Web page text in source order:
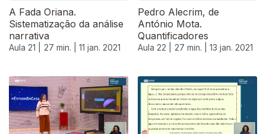
A Fada Oriana.
Sistematização da análise
narrativa
Aula 21 | 27 min. | 11 jan. 2021
Pedro Alecrim, de
António Mota.
Quantificadores
Aula 22 | 27 min. | 13 jan. 2021
518995